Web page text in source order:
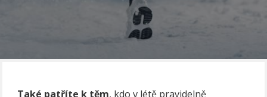
Také patříte k těm, kdo v létě pravidelně